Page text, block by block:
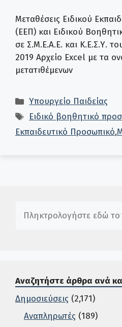
Μεταθέσεις Ειδικού
(ΕΕΠ) και Ειδικού
σε Σ.Μ.Ε.Α.Ε. και Κ.Ε.Σ.Υ.
2019 Αρχείο Excel με τα
μετατιθέμενων
Κατηγορίες
Υπουργείο Παιδείας
Ετικέτες
Ειδικό βοηθητικό
Εκπαιδευτικό Προσωπικό,
Αναζητήστε άρθρα ανά
Δημοσιεύσεις (2,171)
Αναπληρωτές (189)